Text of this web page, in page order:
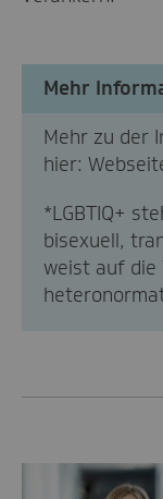
Mehr
Mehr zu der
hier:
*LGBTIQ+
bisexuell,
weist auf die